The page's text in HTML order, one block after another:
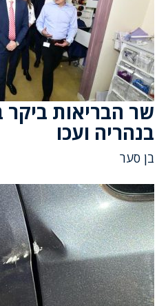
שר הבריאות ביקר
בנהריה ועכו
בן סער